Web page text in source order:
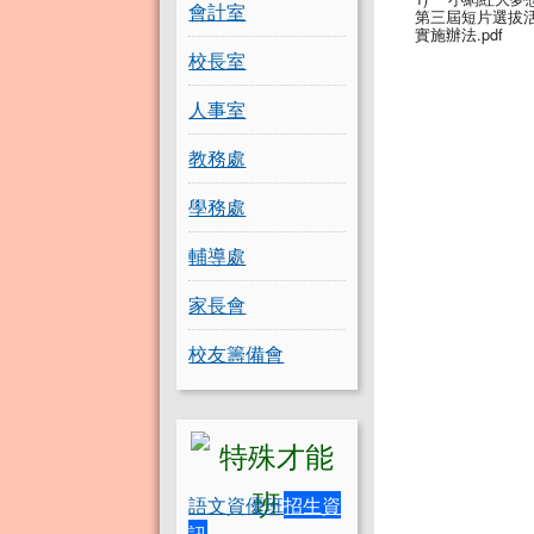
會計室
校長室
人事室
教務處
學務處
輔導處
家長會
校友籌備會
語文資優班招生資
第三屆短片選拔
實施辦法.pdf